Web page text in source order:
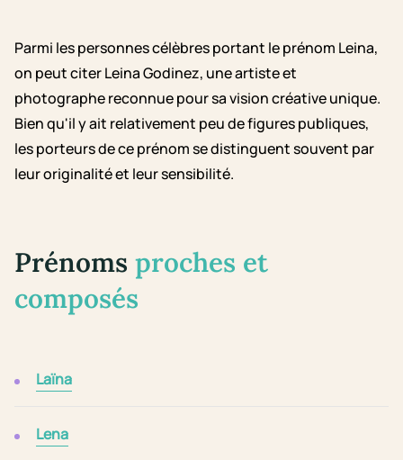
Parmi les personnes célèbres portant le prénom Leina,
on peut citer Leina Godinez, une artiste et
photographe reconnue pour sa vision créative unique.
Bien qu'il y ait relativement peu de figures publiques,
les porteurs de ce prénom se distinguent souvent par
leur originalité et leur sensibilité.
Prénoms proches et
composés
Laïna
Lena